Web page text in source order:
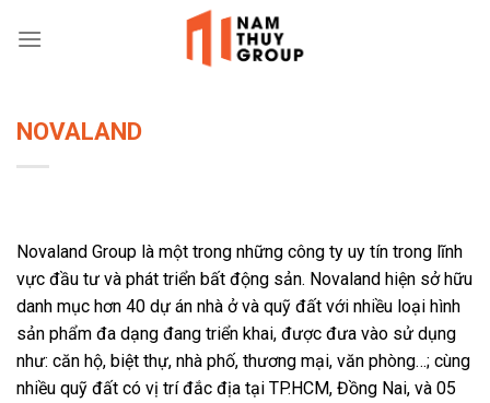
NOVALAND
Novaland Group là một trong những công ty uy tín trong lĩnh
vực đầu tư và phát triển bất động sản. Novaland hiện sở hữu
danh mục hơn 40 dự án nhà ở và quỹ đất với nhiều loại hình
sản phẩm đa dạng đang triển khai, được đưa vào sử dụng
như: căn hộ, biệt thự, nhà phố, thương mại, văn phòng…; cùng
nhiều quỹ đất có vị trí đắc địa tại TP.HCM, Đồng Nai, và 05